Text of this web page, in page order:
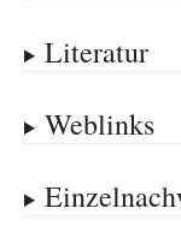
Literatur
Weblinks